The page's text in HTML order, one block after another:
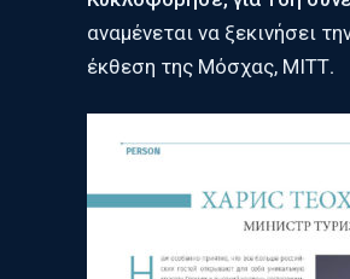
αναμένεται να ξεκινήσει
έκθεση της Μόσχας, ΜΙΤΤ.